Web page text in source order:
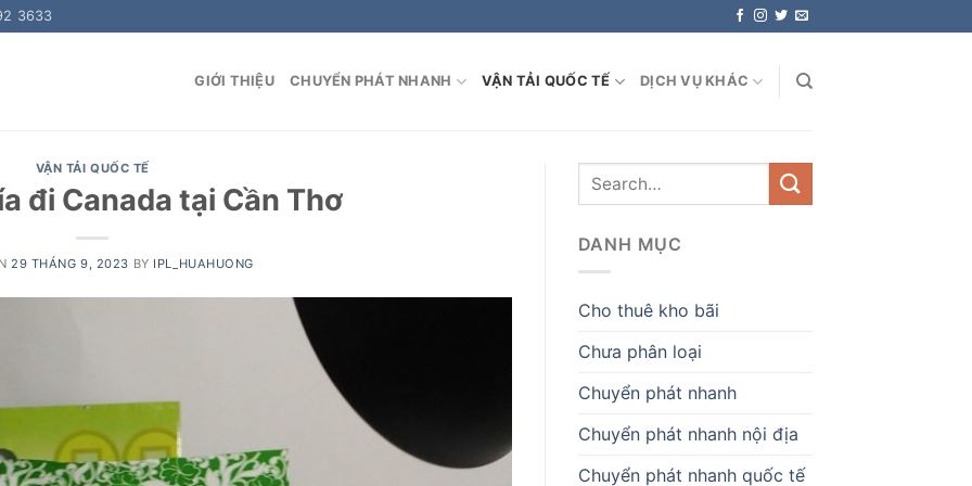
3633
GIỚI THIỆU CHUYỂN PHÁT NHANH VẬN TẢI QUỐC TẾ DỊCH VỤ KHÁC
VẬN TẢI QUỐC TẾ
đi Canada tại Cần Thơ
29 THÁNG 9, 2023 BY IPL_HUAHUONG
DANH MỤC
Cho thuê kho bãi
Chưa phân loại
Chuyển phát nhanh
Chuyển phát nhanh nội địa
Chuyển phát nhanh quốc tế